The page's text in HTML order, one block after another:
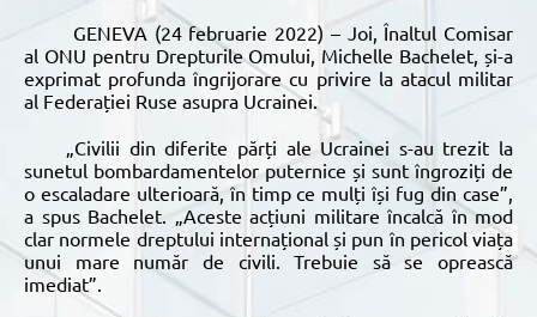
GENEVA (24 februarie 2022) – Joi, Înaltul Comisar
al ONU pentru Drepturile Omului, Michelle Bachelet, și-a
exprimat profunda îngrijorare cu privire la atacul militar
al Federației Ruse asupra Ucrainei.
„Civilii din diferite părți ale Ucrainei s-au trezit la
sunetul bombardamentelor puternice și sunt îngroziți de
o escaladare ulterioară, în timp ce mulți își fug din case”,
a spus Bachelet. „Aceste acțiuni militare încalcă în mod
clar normele dreptului internațional și pun în pericol viața
unui mare număr de civili. Trebuie să se oprească
imediat”.